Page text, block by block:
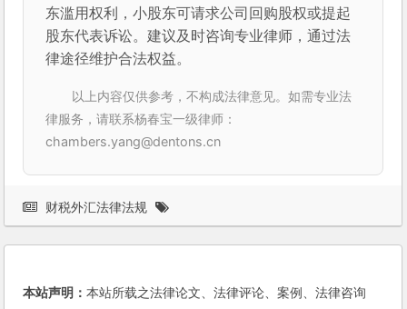
东滥用权利，小股东可请求公司回购股权或提起
股东代表诉讼。建议及时咨询专业律师，通过法
律途径维护合法权益。
以上内容仅供参考，不构成法律意见。如需专业法
律服务，请联系杨春宝一级律师：
chambers.yang@dentons.cn
财税外汇法律法规
本站声明：本站所载之法律论文、法律评论、案例、法律咨询